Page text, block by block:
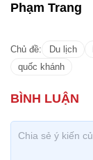
Phạm Trang
Chủ đề: Du lịch
quốc khánh